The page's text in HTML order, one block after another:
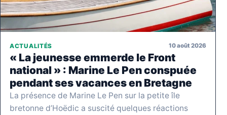
ACTUALITÉS 10 août 2026
« La jeunesse emmerde le Front
national » : Marine Le Pen conspuée
pendant ses vacances en Bretagne
La présence de Marine Le Pen sur la petite île
bretonne d’Hoëdic a suscité quelques réactions